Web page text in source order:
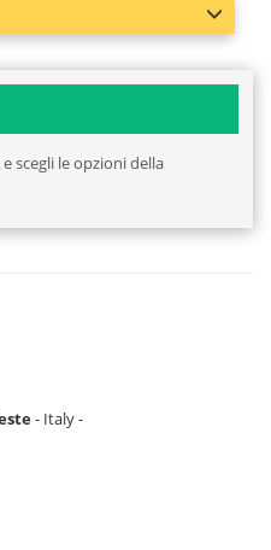
scegli le opzioni della
- Italy -